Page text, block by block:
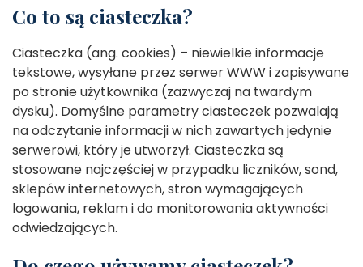
Co to są ciasteczka?
Ciasteczka (ang. cookies) – niewielkie informacje
tekstowe, wysyłane przez serwer WWW i zapisywane
po stronie użytkownika (zazwyczaj na twardym
dysku). Domyślne parametry ciasteczek pozwalają
na odczytanie informacji w nich zawartych jedynie
serwerowi, który je utworzył. Ciasteczka są
stosowane najczęściej w przypadku liczników, sond,
sklepów internetowych, stron wymagających
logowania, reklam i do monitorowania aktywności
odwiedzających.